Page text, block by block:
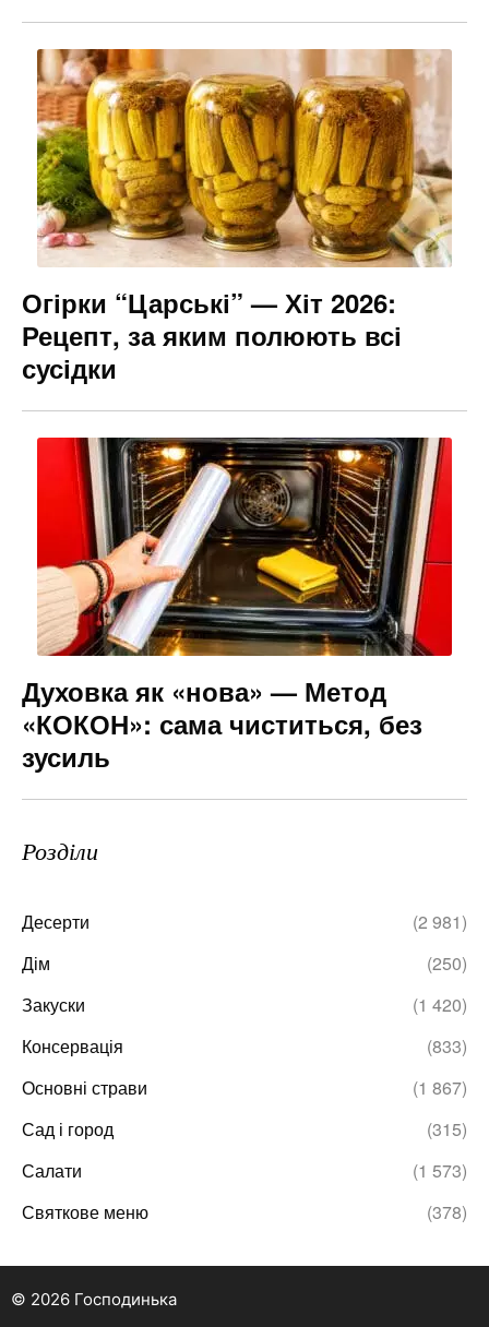
Огірки “Царські” — Хіт 2026:
Рецепт, за яким полюють всі
сусідки
Духовка як «нова» — Метод
«КОКОН»: сама чиститься, без
зусиль
Розділи
Десерти
(2 981)
Дім
(250)
Закуски
(1 420)
Консервація
(833)
Основні страви
(1 867)
Сад і город
(315)
Салати
(1 573)
Святкове меню
(378)
© 2026 Господинька